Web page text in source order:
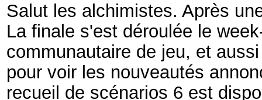
Salut les alchimistes. Après
La finale s'est déroulée le
communautaire de jeu, et
pour voir les nouveautés
recueil de scénarios 6 est